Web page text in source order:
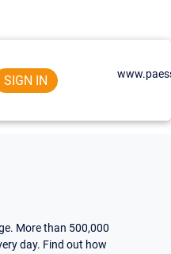
SIGN IN
More than 500,000
day. Find out how